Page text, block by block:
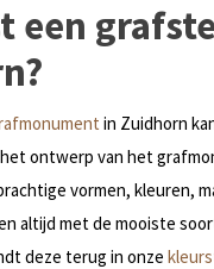
een
in Zuidhorn
ontwerp van het
vormen, kleuren,
altijd met de mooiste
deze terug in onze